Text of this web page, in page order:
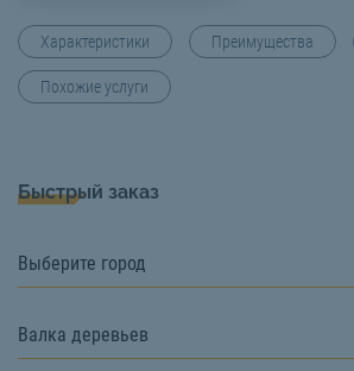
Характеристики Преимущества
Похожие услуги
Быстрый заказ
Выберите город
Валка деревьев